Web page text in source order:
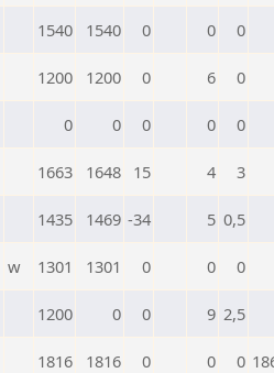
1540 1540 0 0 0
1200 1200 0 6 0
0 0 0 0 0
1663 1648 15 4 3
1435 1469 -34 5 0,5
w 1301 1301 0 0 0
1200 0 0 9 2,5
1816 1816 0 0 0